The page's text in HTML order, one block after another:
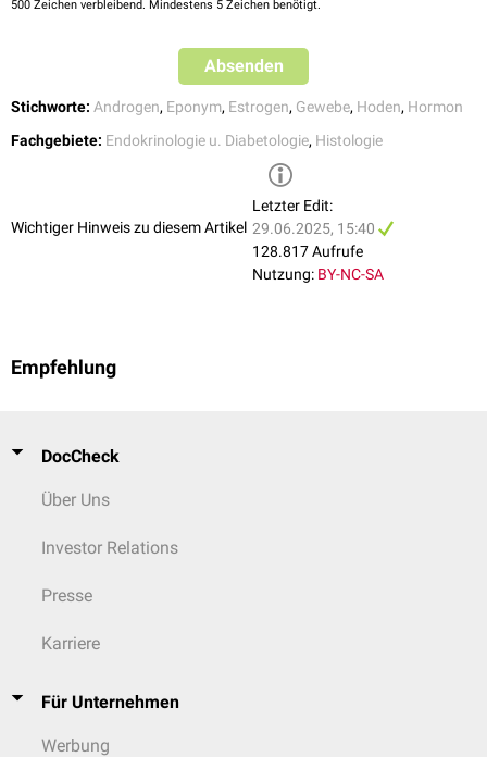
500 Zeichen verbleibend. Mindestens 5 Zeichen benötigt.
Absenden
Stichworte: Androgen, Eponym, Estrogen, Gewebe, Hoden, Hormon
Fachgebiete: Endokrinologie u. Diabetologie, Histologie
Wichtiger Hinweis zu diesem Artikel
Letzter Edit:
29.06.2025, 15:40
128.817 Aufrufe
Nutzung: BY-NC-SA
Empfehlung
DocCheck
Über Uns
Investor Relations
Presse
Karriere
Für Unternehmen
Werbung